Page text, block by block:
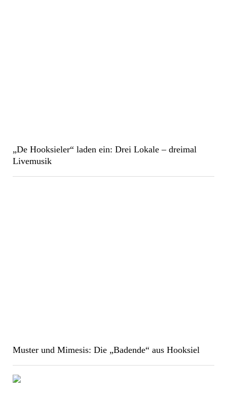
„De Hooksieler“ laden ein: Drei Lokale – dreimal
Livemusik
Muster und Mimesis: Die „Badende“ aus Hooksiel